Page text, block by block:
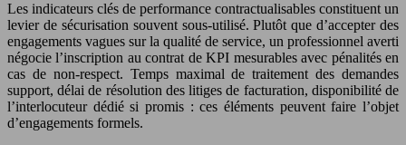
Les indicateurs clés de performance contractualisables constituent un
levier de sécurisation souvent sous-utilisé. Plutôt que d’accepter des
engagements vagues sur la qualité de service, un professionnel averti
négocie l’inscription au contrat de KPI mesurables avec pénalités en
cas de non-respect. Temps maximal de traitement des demandes
support, délai de résolution des litiges de facturation, disponibilité de
l’interlocuteur dédié si promis : ces éléments peuvent faire l’objet
d’engagements formels.